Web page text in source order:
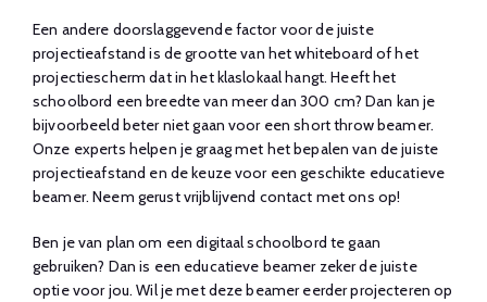
Een andere doorslaggevende factor voor de juiste
projectieafstand is de grootte van het whiteboard of het
projectiescherm dat in het klaslokaal hangt. Heeft het
schoolbord een breedte van meer dan 300 cm? Dan kan je
bijvoorbeeld beter niet gaan voor een short throw beamer.
Onze experts helpen je graag met het bepalen van de juiste
projectieafstand en de keuze voor een geschikte educatieve
beamer. Neem gerust vrijblijvend contact met ons op!
Ben je van plan om een digitaal schoolbord te gaan
gebruiken? Dan is een educatieve beamer zeker de juiste
optie voor jou. Wil je met deze beamer eerder projecteren op